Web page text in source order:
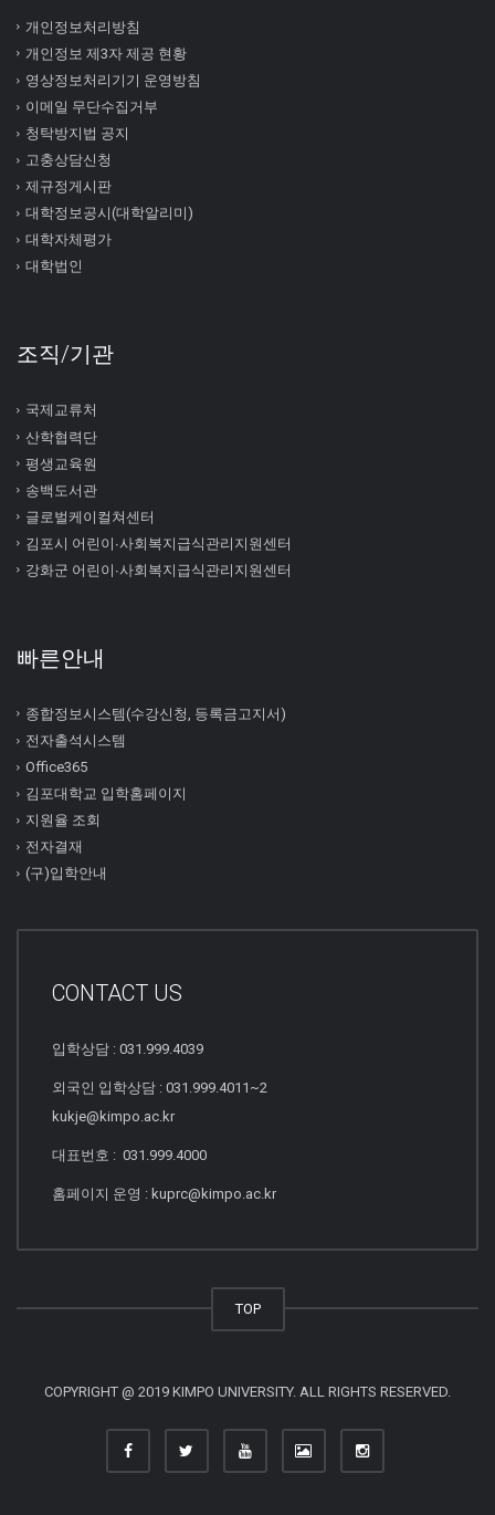
개인정보처리방침
개인정보 제3자 제공 현황
영상정보처리기기 운영방침
이메일 무단수집거부
청탁방지법 공지
고충상담신청
제규정게시판
대학정보공시(대학알리미)
대학자체평가
대학법인
조직/기관
국제교류처
산학협력단
평생교육원
송백도서관
글로벌케이컬쳐센터
김포시 어린이∙사회복지급식관리지원센터
강화군 어린이∙사회복지급식관리지원센터
빠른안내
종합정보시스템(수강신청, 등록금고지서)
전자출석시스템
Office365
김포대학교 입학홈페이지
지원율 조회
전자결재
(구)입학안내
CONTACT US
입학상담 : 031.999.4039
외국인 입학상담 : 031.999.4011~2
kukje@kimpo.ac.kr
대표번호 : 031.999.4000
홈페이지 운영 : kuprc@kimpo.ac.kr
TOP
COPYRIGHT @ 2019 KIMPO UNIVERSITY. ALL RIGHTS RESERVED.